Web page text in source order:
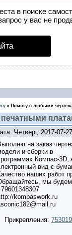
в поиске
у вас не
» Помогу с любыми
Четверг, 2017-07-
на заказ
и сборки в
Компас-3D,
вид с
наших работ
мы
kompaswork.ru
Прикрепления: